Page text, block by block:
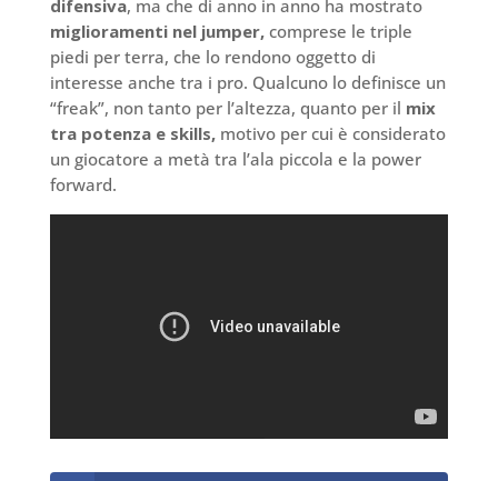
difensiva, ma che di anno in anno ha mostrato
miglioramenti nel jumper,comprese le triple
piedi per terra, che lo rendono oggetto di
interesse anche tra i pro. Qualcuno lo definisce un
“freak”, non tanto per l’altezza, quanto per il mix
tra potenza e skills,motivo per cui è considerato
un giocatore a metà tra l’ala piccola e la power
forward.